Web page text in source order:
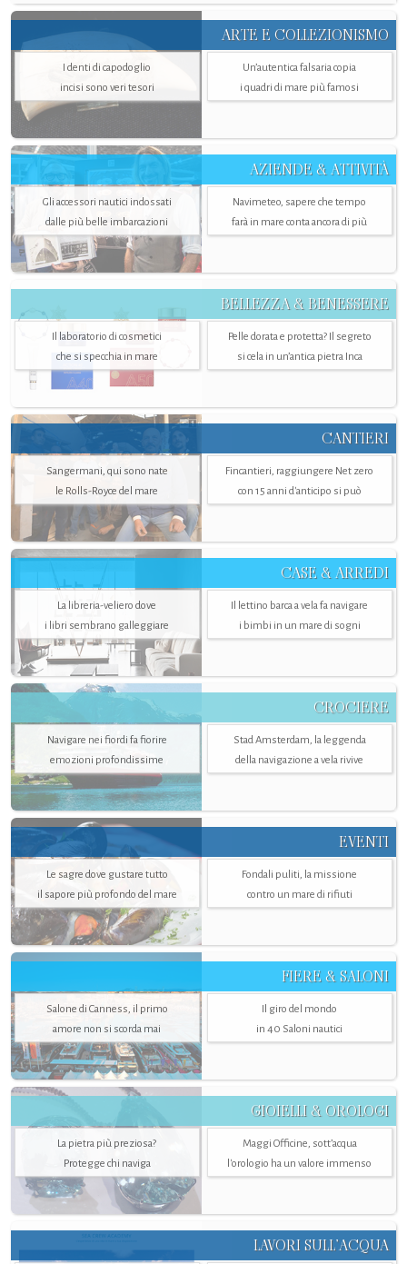
ARTE E COLLEZIONISMO
I denti di capodoglio
incisi sono veri tesori
Un’autentica falsaria copia
i quadri di mare più famosi
AZIENDE & ATTIVITÀ
Gli accessori nautici indossati
dalle più belle imbarcazioni
Navimeteo, sapere che tempo
farà in mare conta ancora di più
BELLEZZA & BENESSERE
Il laboratorio di cosmetici
che si specchia in mare
Pelle dorata e protetta? Il segreto
si cela in un’antica pietra Inca
CANTIERI
Sangermani, qui sono nate
le Rolls-Royce del mare
Fincantieri, raggiungere Net zero
con 15 anni d'anticipo si può
CASE & ARREDI
La libreria-veliero dove
i libri sembrano galleggiare
Il lettino barca a vela fa navigare
i bimbi in un mare di sogni
CROCIERE
Navigare nei fiordi fa fiorire
emozioni profondissime
Stad Amsterdam, la leggenda
della navigazione a vela rivive
EVENTI
Le sagre dove gustare tutto
il sapore più profondo del mare
Fondali puliti, la missione
contro un mare di rifiuti
FIERE & SALONI
Salone di Canness, il primo
amore non si scorda mai
Il giro del mondo
in 40 Saloni nautici
GIOIELLI & OROLOGI
La pietra più preziosa?
Protegge chi naviga
Maggi Officine, sott’acqua
l'orologio ha un valore immenso
LAVORI SULL’ACQUA